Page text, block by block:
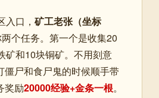
入口， 矿工老张（坐标
个任务。第一个是收集20
矿和10块铜矿。不用刻意
僵尸和食尸鬼的时候顺手带
奖励20000经验+金条一根。